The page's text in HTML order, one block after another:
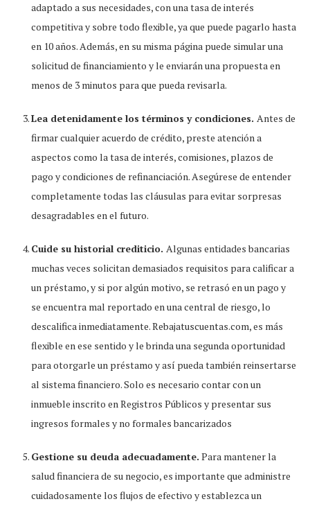
adaptado a sus necesidades, con una tasa de interés
competitiva y sobre todo flexible, ya que puede pagarlo hasta
en 10 años. Además, en su misma página puede simular una
solicitud de financiamiento y le enviarán una propuesta en
menos de 3 minutos para que pueda revisarla.
Lea detenidamente los términos y condiciones. Antes de
firmar cualquier acuerdo de crédito, preste atención a
aspectos como la tasa de interés, comisiones, plazos de
pago y condiciones de refinanciación. Asegúrese de entender
completamente todas las cláusulas para evitar sorpresas
desagradables en el futuro.
Cuide su historial crediticio. Algunas entidades bancarias
muchas veces solicitan demasiados requisitos para calificar a
un préstamo, y si por algún motivo, se retrasó en un pago y
se encuentra mal reportado en una central de riesgo, lo
descalifica inmediatamente. Rebajatuscuentas.com, es más
flexible en ese sentido y le brinda una segunda oportunidad
para otorgarle un préstamo y así pueda también reinsertarse
al sistema financiero. Solo es necesario contar con un
inmueble inscrito en Registros Públicos y presentar sus
ingresos formales y no formales bancarizados
Gestione su deuda adecuadamente. Para mantener la
salud financiera de su negocio, es importante que administre
cuidadosamente los flujos de efectivo y establezca un